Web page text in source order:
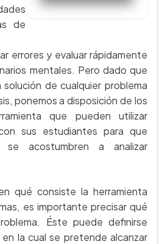
de
errores y evaluar rápidamente
mentales. Pero dado que
de cualquier problema
ponemos a disposición de los
que pueden utilizar
sus estudiantes para que
acostumbren a analizar
qué consiste la herramienta
es importante precisar qué
Éste puede definirse
la cual se pretende alcanzar